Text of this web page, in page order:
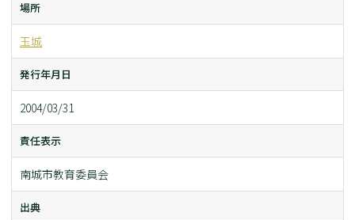
場所
玉城
発行年月日
2004/03/31
責任表示
南城市教育委員会
出典